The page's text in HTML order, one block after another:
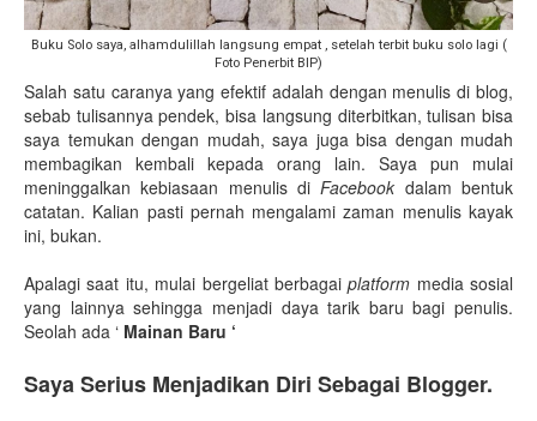
Buku Solo saya, alhamdulillah langsung empat , setelah terbit buku solo lagi (
Foto Penerbit BIP)
Salah satu caranya yang efektif adalah dengan menulis di blog,
sebab tulisannya pendek, bisa langsung diterbitkan, tulisan bisa
saya temukan dengan mudah, saya juga bisa dengan mudah
membagikan kembali kepada orang lain. Saya pun mulai
meninggalkan kebiasaan menulis diFacebook dalam bentuk
catatan. Kalian pasti pernah mengalami zaman menulis kayak
ini, bukan.
Apalagi saat itu, mulai bergeliat berbagaiplatform media sosial
yang lainnya sehingga menjadi daya tarik baru bagi penulis.
Seolah ada ‘ Mainan Baru ‘
Saya Serius Menjadikan Diri Sebagai Blogger.